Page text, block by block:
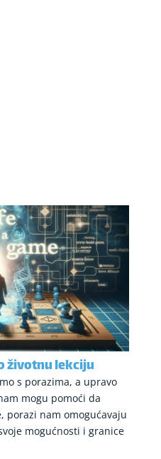
životnu lekciju
s porazima, a upravo
mogu pomoći da
porazi nam omogućavaju
mogućnosti i granice